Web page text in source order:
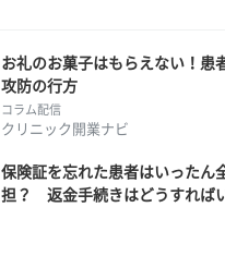
お礼のお菓子はもらえない！患
攻防の行方
コラム配信
クリニック開業ナビ
保険証を忘れた患者はいったん
担？ 返金手続きはどうすれば